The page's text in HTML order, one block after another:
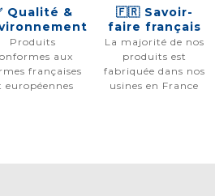
Qualité &
Produits
aux
françaises
européennes
🇫🇷 Savoir-
faire français
La majorité de nos
produits est
fabriquée dans nos
usines en France